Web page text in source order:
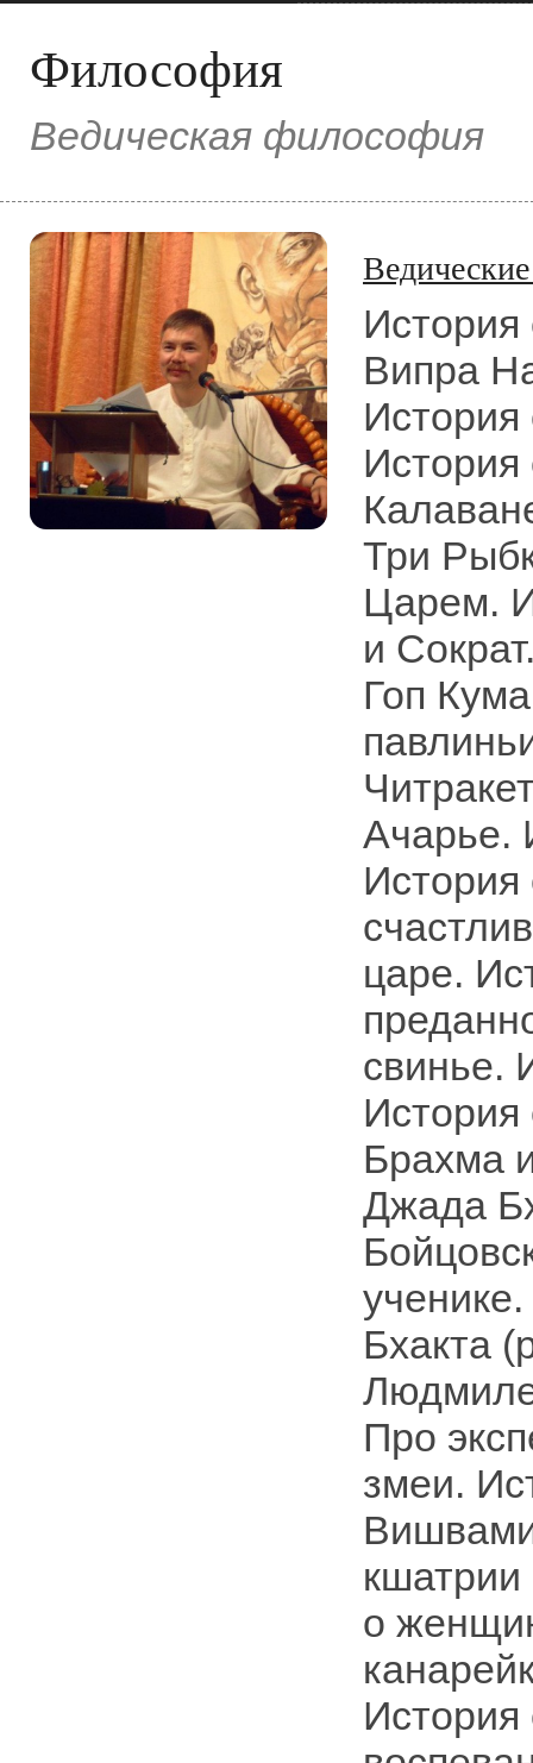
Философия
Ведическая философия
История
Випра
Три
Царем.
и
Гоп
Ачарье.
История
царе.
свинье.
Брахма
Джада
Бхакта
Про
змеи.
о
История